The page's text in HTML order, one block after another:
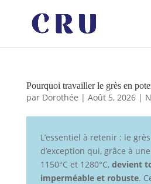
Pourquoi travailler le grès en
par Dorothée | Août 5, 2026|
L’essentiel à retenir : le
d’exception qui, grâce à
1150°C et 1280°C, devient
imperméable et robuste.